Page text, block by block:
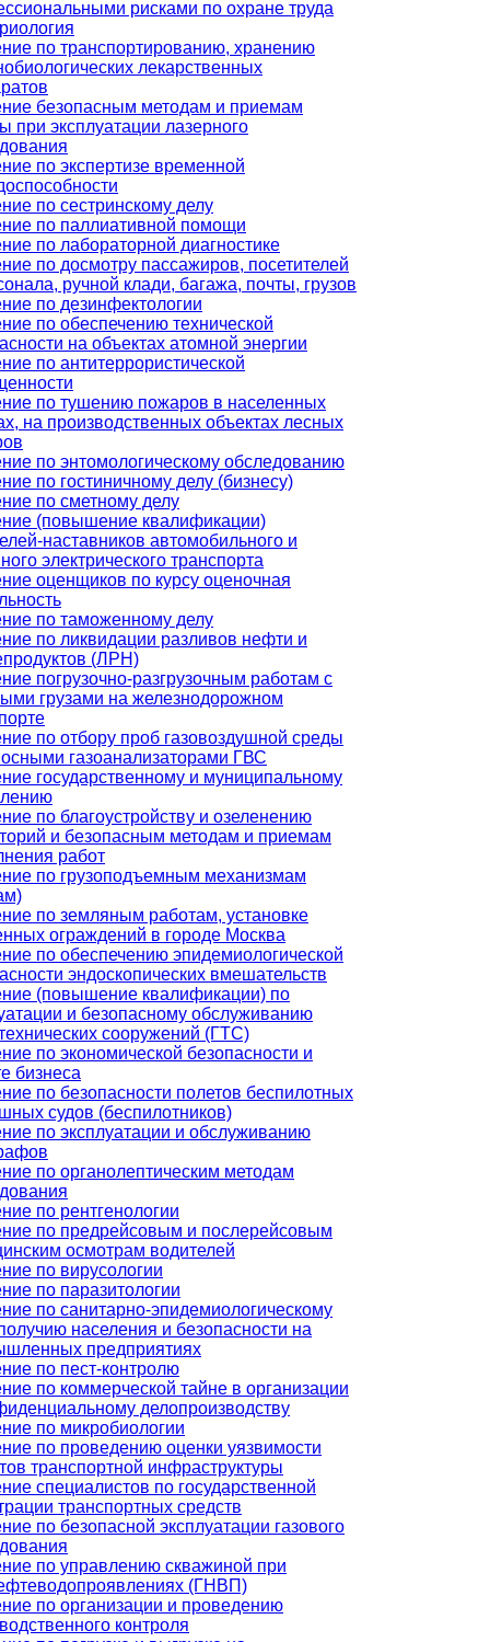
рисками по охране труда
по транспортированию, хранению
лекарственных
безопасным методам и приемам
при эксплуатации лазерного
по экспертизе временной
по сестринскому делу
по паллиативной помощи
по лабораторной диагностике
по досмотру пассажиров, посетителей
ручной клади, багажа, почты, грузов
по дезинфектологии
по обеспечению технической
на объектах атомной энергии
по антитеррористической
по тушению пожаров в населенных
на производственных объектах лесных
по энтомологическому обследованию
по гостиничному делу (бизнесу)
по сметному делу
(повышение квалификации)
наставников автомобильного и
электрического транспорта
оценщиков по курсу оценочная
по таможенному делу
по ликвидации разливов нефти и
(ЛРН)
погрузочно-разгрузочным работам с
грузами на железнодорожном
по отбору проб газовоздушной среды
газоанализаторами ГВС
государственному и муниципальному
по благоустройству и озеленению
и безопасным методам и приемам
работ
по грузоподъемным механизмам
по земляным работам, установке
ограждений в городе Москва
по обеспечению эпидемиологической
эндоскопических вмешательств
(повышение квалификации) по
и безопасному обслуживанию
сооружений (ГТС)
по экономической безопасности и
бизнеса
по безопасности полетов беспилотных
судов (беспилотников)
по эксплуатации и обслуживанию
по органолептическим методам
по рентгенологии
по предрейсовым и послерейсовым
осмотрам водителей
по вирусологии
по паразитологии
по санитарно-эпидемиологическому
населения и безопасности на
предприятиях
по пест-контролю
по коммерческой тайне в организации
делопроизводству
по микробиологии
по проведению оценки уязвимости
транспортной инфраструктуры
специалистов по государственной
транспортных средств
по безопасной эксплуатации газового
по управлению скважиной при
(ГНВП)
по организации и проведению
контроля